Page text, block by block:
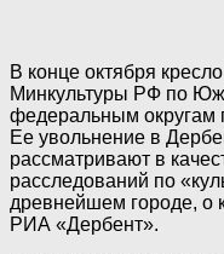
В конце октября
Минкультуры РФ по
федеральным округам
Ее увольнение в
рассматривают в
расследований по
древнейшем городе, о
РИА «Дербент».